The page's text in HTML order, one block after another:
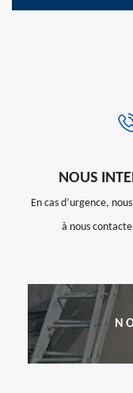
NOUS
En cas d’urgence,
à nous